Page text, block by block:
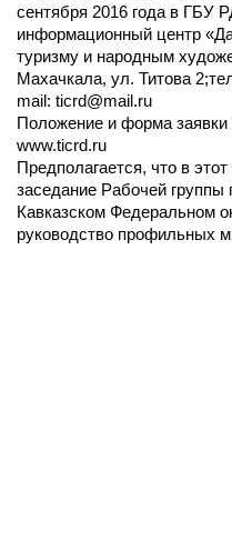
сентября 2016 года в ГБУ
информационный центр
туризму и народным
Махачкала, ул. Титова
mail: ticrd@mail.ru
Положение и форма
www.ticrd.ru
Предполагается, что в
заседание Рабочей
Кавказском Федеральном
руководство профильных